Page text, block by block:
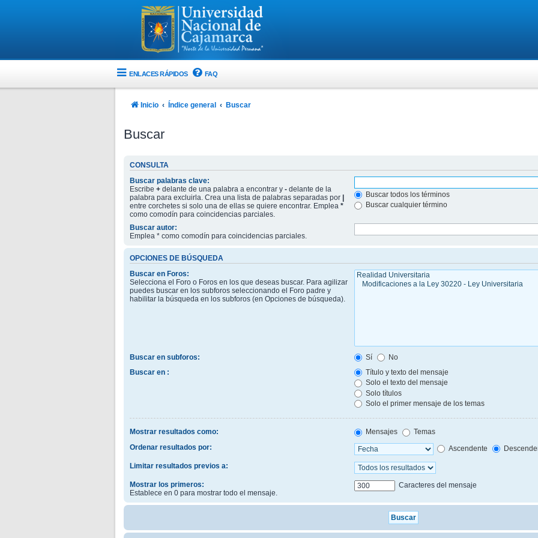
ENLACES RÁPIDOS FAQ
Inicio Índice general Buscar
Buscar
CONSULTA
Buscar palabras clave:
Escribe + delante de una palabra a encontrar y - delante de la
palabra para excluirla. Crea una lista de palabras separadas por
entre corchetes si solo una de ellas se quiere encontrar. Emplea *
como comodín para coincidencias parciales.
Buscar todos los términos
Buscar cualquier término
Buscar autor:
Emplea * como comodín para coincidencias parciales.
OPCIONES DE BÚSQUEDA
Buscar en Foros:
Selecciona el Foro o Foros en los que deseas buscar. Para agilizar
puedes buscar en los subforos seleccionando el Foro padre y
habilitar la búsqueda en los subforos (en Opciones de búsqueda).
Buscar en subforos: Sí
No
Buscar en :
Título y texto del mensaje
Solo el texto del mensaje
Solo títulos
Solo el primer mensaje de los temas
Mostrar resultados como: Mensajes
Temas
Ordenar resultados por:
Ascendente
Limitar resultados previos a:
Mostrar los primeros:
Establece en 0 para mostrar todo el mensaje.
Caracteres del mensaje